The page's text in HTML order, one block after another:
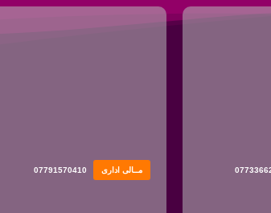
07791570410 مــالی اداری